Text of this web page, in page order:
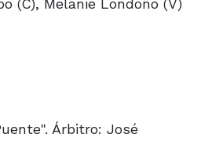
(C), Melanie Londoño (V)
Árbitro: José